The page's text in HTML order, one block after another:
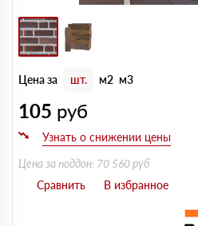
Цена за шт. м2 м3
105 руб
Цена за поддон: 70 560 руб